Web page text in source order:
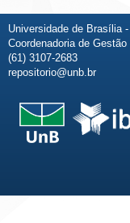
Universidade de Brasília
Coordenadoria de
(61) 3107-2683
repositorio@unb.br